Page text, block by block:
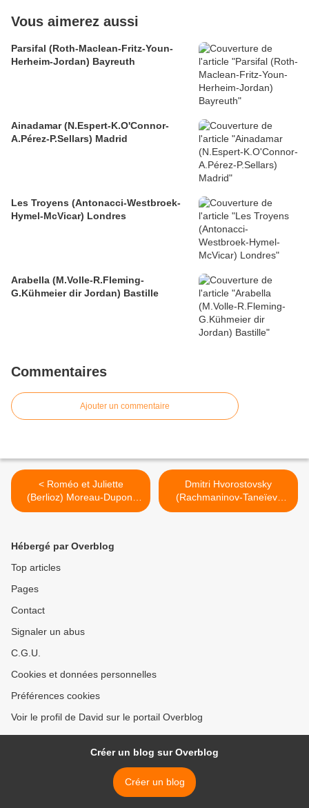
Vous aimerez aussi
Parsifal (Roth-Maclean-Fritz-Youn-
Herheim-Jordan) Bayreuth
Ainadamar (N.Espert-K.O'Connor-
A.Pérez-P.Sellars) Madrid
Les Troyens (Antonacci-Westbroek-
Hymel-McVicar) Londres
Arabella (M.Volle-R.Fleming-
G.Kühmeier dir Jordan) Bastille
Commentaires
Ajouter un commentaire
< Roméo et Juliette
(Berlioz) Moreau-Dupont
S.Waltz Bastille
Dmitri Hvorostovsky
(Rachmaninov-Taneïev-
Liszt..) Châtelet >
Hébergé par Overblog
Top articles
Pages
Contact
Signaler un abus
C.G.U.
Cookies et données personnelles
Préférences cookies
Voir le profil de David sur le portail Overblog
Créer un blog sur Overblog
Créer un blog